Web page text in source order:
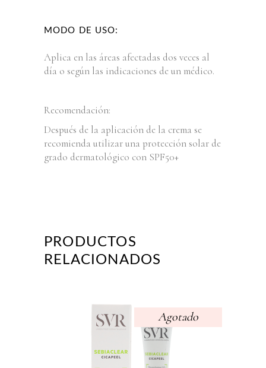
MODO DE USO:
Aplica en las áreas afectadas dos veces al
día o según las indicaciones de un médico.
Recomendación:
Después de la aplicación de la crema se
recomienda utilizar una protección solar de
grado dermatológico con SPF50+
PRODUCTOS
RELACIONADOS
Agotado